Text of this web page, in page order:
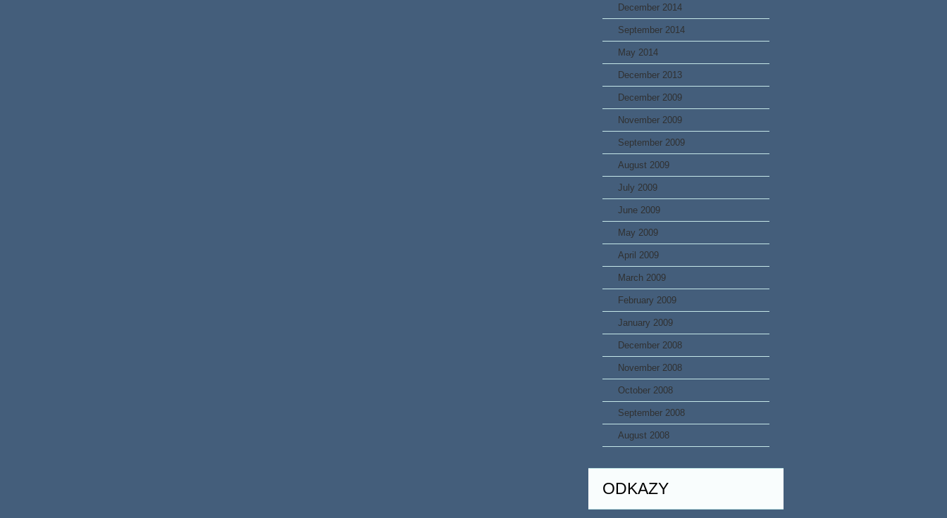
December 2014
September 2014
May 2014
December 2013
December 2009
November 2009
September 2009
August 2009
July 2009
June 2009
May 2009
April 2009
March 2009
February 2009
January 2009
December 2008
November 2008
October 2008
September 2008
August 2008
ODKAZY